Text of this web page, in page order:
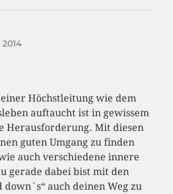
2014
einer Höchstleitung wie dem
auftaucht ist in gewissem
Herausforderung. Mit diesen
guten Umgang zu finden
auch verschiedene innere
gerade dabei bist mit den
down´s“ auch deinen Weg zu